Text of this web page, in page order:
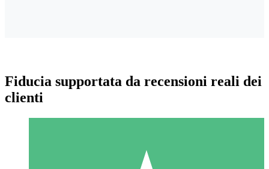
Fiducia supportata da recensioni reali dei
clienti